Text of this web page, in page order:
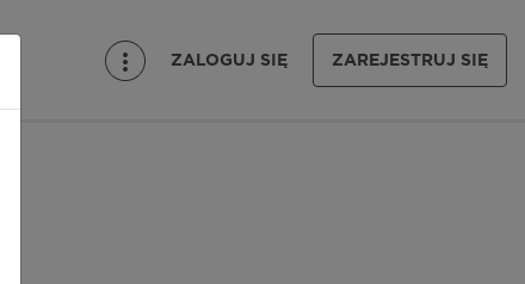
ZALOGUJ SIĘ ZAREJESTRUJ SIĘ